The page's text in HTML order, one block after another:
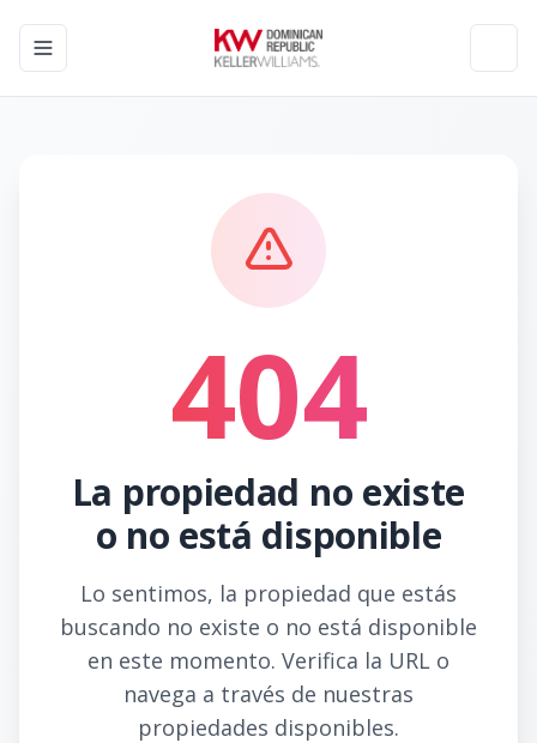
Toggle navigation menu
404
La propiedad no existe
o no está disponible
Lo sentimos, la propiedad que estás
buscando no existe o no está disponible
en este momento. Verifica la URL o
navega a través de nuestras
propiedades disponibles.